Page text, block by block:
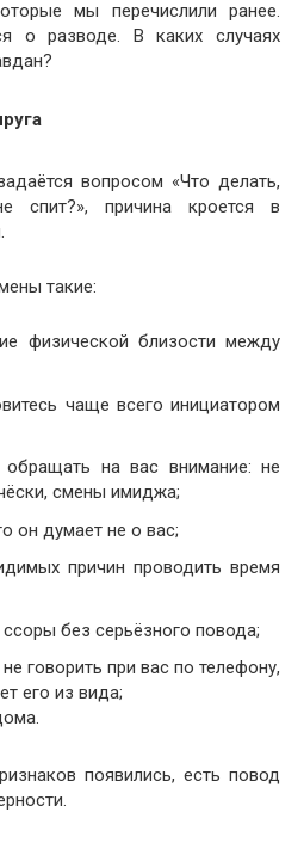
мы перечислили ранее.
о разводе. В каких случаях
вопросом «Что делать,
причина кроется в
такие:
физической близости между
чаще всего инициатором
обращать на вас внимание: не
смены имиджа;
он думает не о вас;
причин проводить время
ссоры без серьёзного повода;
не говорить при вас по телефону,
его из вида;
появились, есть повод